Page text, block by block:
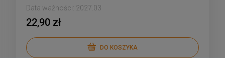
Data ważności: 2027.03
22,90 zł
DO KOSZYKA